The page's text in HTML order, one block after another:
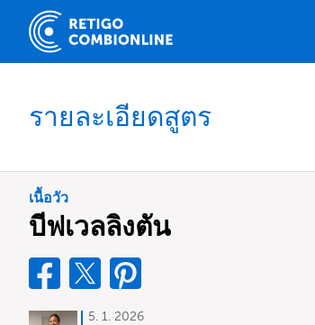
รายละเอียดสูตร
เนื้อวัว
บีฟเวลลิงตัน
5. 1. 2026